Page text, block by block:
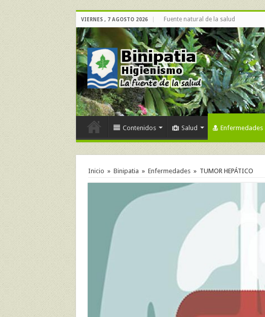
VIERNES , 7 AGOSTO 2026 Fuente natural de la salud
Contenidos Salud Enfermedades
Inicio » Binipatia » Enfermedades » TUMOR HEPÁTICO